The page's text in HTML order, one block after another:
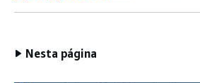
Nesta página